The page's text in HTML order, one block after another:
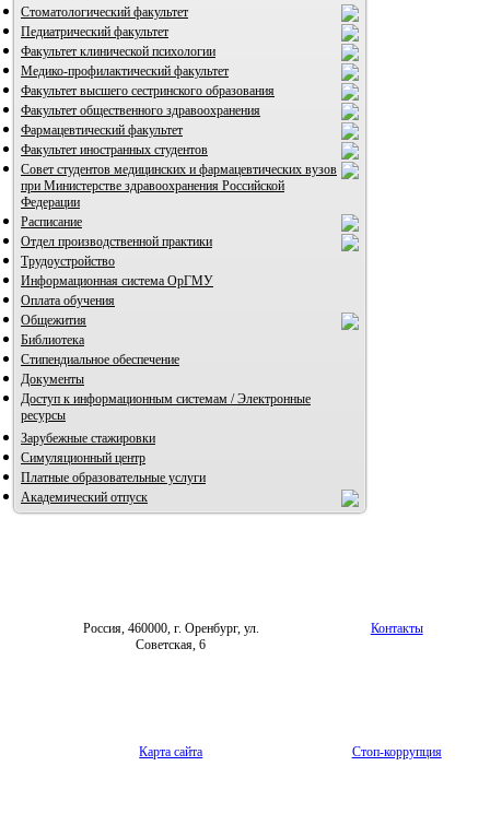
Стоматологический факультет
Педиатрический факультет
Факультет клинической психологии
Медико-профилактический факультет
Факультет высшего сестринского образования
Факультет общественного здравоохранения
Фармацевтический факультет
Факультет иностранных студентов
Совет студентов медицинских и фармацевтических вузов
при Министерстве здравоохранения Российской
Федерации
Расписание
Отдел производственной практики
Трудоустройство
Информационная система ОрГМУ
Оплата обучения
Общежития
Библиотека
Стипендиальное обеспечение
Документы
Доступ к информационным системам / Электронные
ресурсы
Зарубежные стажировки
Симуляционный центр
Платные образовательные услуги
Академический отпуск
Россия, 460000, г. Оренбург, ул.
Советская, 6
Контакты
Карта сайта Стоп-коррупция